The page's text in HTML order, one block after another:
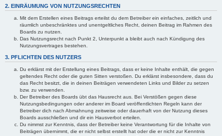
2. EINRÄUMUNG VON NUTZUNGSRECHTEN
Mit dem Erstellen eines Beitrags erteilst du dem Betreiber ein einfaches, zeitlich und
räumlich unbeschränktes und unentgeltliches Recht, deinen Beitrag im Rahmen des
Boards zu nutzen.
Das Nutzungsrecht nach Punkt 2, Unterpunkt a bleibt auch nach Kündigung des
Nutzungsvertrages bestehen.
3. PFLICHTEN DES NUTZERS
Du erklärst mit der Erstellung eines Beitrags, dass er keine Inhalte enthält, die gegen
geltendes Recht oder die guten Sitten verstoßen. Du erklärst insbesondere, dass du
das Recht besitzt, die in deinen Beiträgen verwendeten Links und Bilder zu setzen
bzw. zu verwenden.
Der Betreiber des Boards übt das Hausrecht aus. Bei Verstößen gegen diese
Nutzungsbedingungen oder anderer im Board veröffentlichten Regeln kann der
Betreiber dich nach Abmahnung zeitweise oder dauerhaft von der Nutzung dieses
Boards ausschließen und dir ein Hausverbot erteilen.
Du nimmst zur Kenntnis, dass der Betreiber keine Verantwortung für die Inhalte von
Beiträgen übernimmt, die er nicht selbst erstellt hat oder die er nicht zur Kenntnis